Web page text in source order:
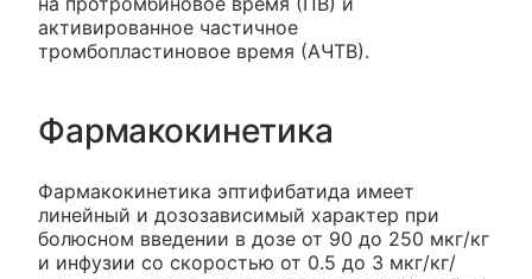
активированное частичное
тромбопластиновое время (АЧТВ).
Фармакокинетика
Фармакокинетика эптифибатида имеет
линейный и дозозависимый характер при
болюсном введении в дозе от 90 до 250 мкг/кг
и инфузии со скоростью от 0.5 до 3 мкг/кг/